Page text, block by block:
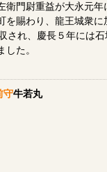
衛門尉重益が大永元
賜わり、龍王城衆に
され、慶長５年には
た。
守牛若丸